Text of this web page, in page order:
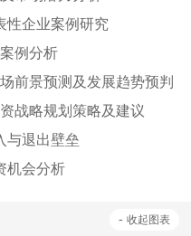
性企业案例研究
例分析
前景预测及发展趋势预判
战略规划策略及建议
与退出壁垒
机会分析
- 收起图表